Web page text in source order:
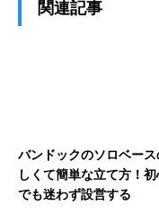
関連記事
バンドックのソロベース
しくて簡単な立て方！
でも迷わず設営する